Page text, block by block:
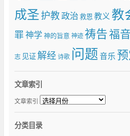
成圣护教政治救恩 教义 教
罪神学 神的旨意 神迹 祷告福音
志 见证解经 诗歌 问题音乐
文章索引
文章索引
分类目录